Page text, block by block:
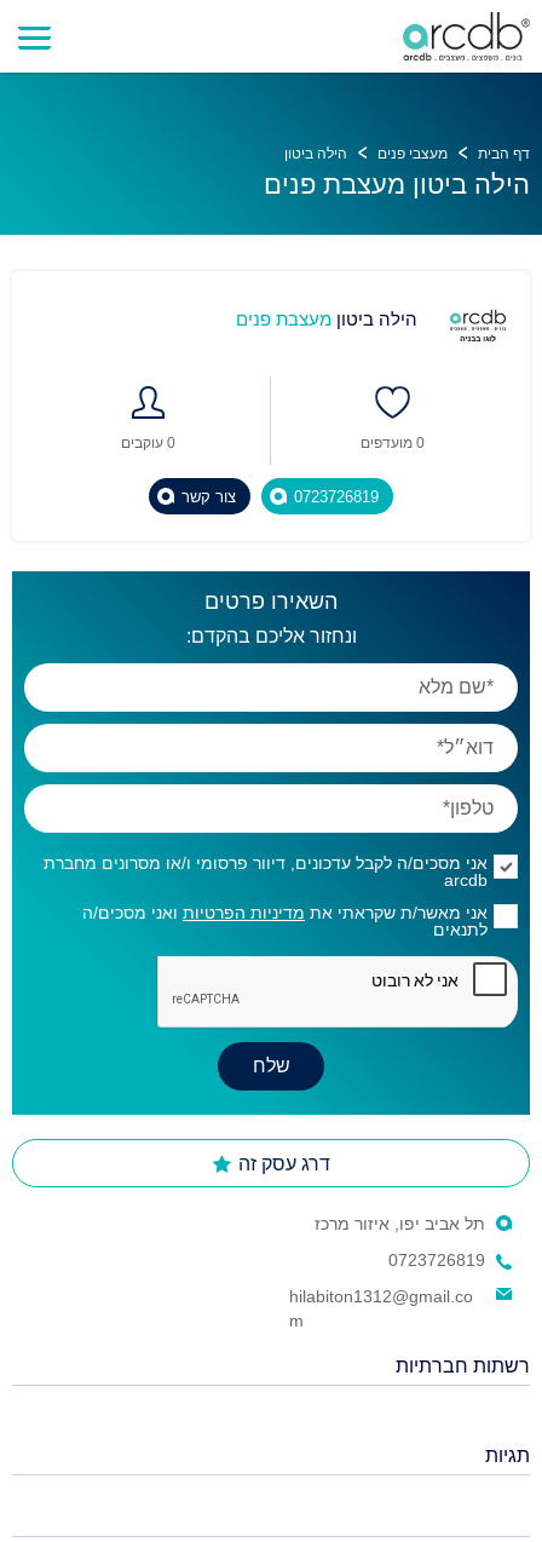
דף הבית מעצבי פנים הילה ביטון
הילה ביטון מעצבת פנים
הילה ביטון מעצבת פנים
0 עוקבים 0 מועדפים
צור קשר 0723726819
השאירו פרטים
ונחזור אליכם בהקדם:
אני מסכים/ה לקבל עדכונים, דיוור פרסומי ו/או מסרונים מחברת
arcdb
אני מאשר/ת שקראתי את מדיניות הפרטיות ואני מסכים/ה
לתנאים
דרג עסק זה
תל אביב יפו, איזור מרכז
0723726819
hilabiton1312@gmail.co
m
רשתות חברתיות
תגיות